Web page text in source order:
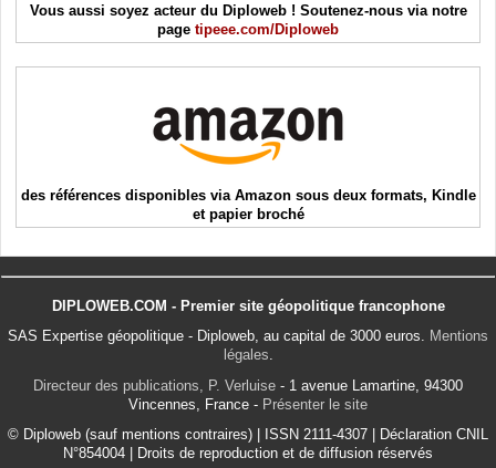
Vous aussi soyez acteur du Diploweb ! Soutenez-nous via notre
page tipeee.com/Diploweb
des références disponibles via Amazon sous deux formats, Kindle
et papier broché
DIPLOWEB.COM - Premier site géopolitique francophone
SAS Expertise géopolitique - Diploweb, au capital de 3000 euros. Mentions
légales.
Directeur des publications, P. Verluise - 1 avenue Lamartine, 94300
Vincennes, France - Présenter le site
© Diploweb (sauf mentions contraires) | ISSN 2111-4307 | Déclaration CNIL
N°854004 | Droits de reproduction et de diffusion réservés